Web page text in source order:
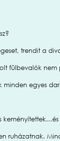
trendit a
fülbevalók nem
egyes
ruházatnak.